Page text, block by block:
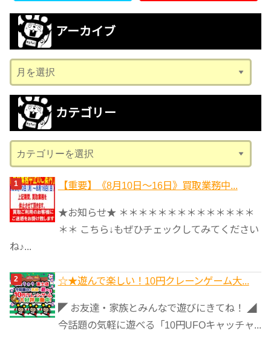
アーカイブ
ー
カ
ブ
カテゴリー
テ
ゴ
リ
ー
【重要】《8月10日～16日》買取業務中...
★お知らせ★ ＊＊＊＊＊＊＊＊＊＊＊＊＊＊
＊＊ こちら↓もぜひチェックしてみてください
ね♪...
☆★遊んで楽しい！10円クレーンゲーム大...
◤ お友達・家族とみんなで遊びにきてね！ ◢
今話題の気軽に遊べる「10円UFOキャッチャ...